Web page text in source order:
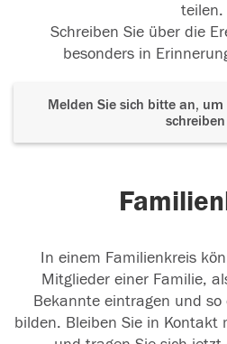
teilen.
Schreiben Sie über die
besonders in
Melden Sie sich bitte an,
schreiben
In einem Familienkreis
Mitglieder einer Familie,
Bekannte eintragen und so
bilden. Bleiben Sie in Kontakt